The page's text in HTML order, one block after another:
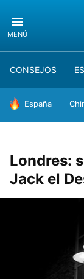
MENÚ
CONSEJOS
HOY SE HABLA
España
Londres:
Jack el